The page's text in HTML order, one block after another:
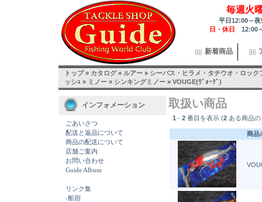
毎週火
平日12:00～
日・休日 12:00
新着商品
トップ»カタログ»ルアー»シーバス・ヒラメ・タチウオ・ロック
ッシｭ»ミノー»シンキングミノー»VOUGE(ｳﾞｫｰｸﾞ)
インフォメーション
ごあいさつ
配送と返品について
商品の配送について
店舗ご案内
お問い合わせ
Guide Album
リンク集
-船宿
取扱い商品
1 - 2 番目を表示 (2 ある商品
商品